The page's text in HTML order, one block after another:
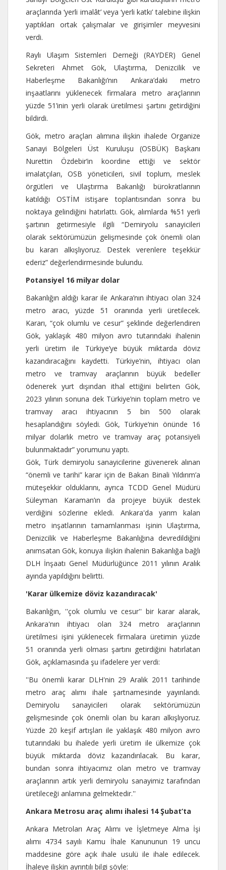
araçlarında ‘yerli imalât’ veya ‘yerli katkı’ talebine ilişkin
yaptıkları ortak çalışmalar ve girişimler meyvesini
verdi.
Raylı Ulaşım Sistemleri Derneği (RAYDER) Genel
Sekreteri Ahmet Gök, Ulaştırma, Denizcilik ve
Haberleşme Bakanlığı’nın Ankara’daki metro
inşaatlarını yüklenecek firmalara metro araçlarının
yüzde 51’inin yerli olarak üretilmesi şartını getirdiğini
bildirdi.
Gök, metro araçları alımına ilişkin ihalede Organize
Sanayi Bölgeleri Üst Kuruluşu (OSBÜK) Başkanı
Nurettin Özdebir’in koordine ettiği ve sektör
imalatçıları, OSB yöneticileri, sivil toplum, meslek
örgütleri ve Ulaştırma Bakanlığı bürokratlarının
katıldığı OSTİM istişare toplantısından sonra bu
noktaya gelindiğini hatırlattı. Gök, alımlarda %51 yerli
şartının getirmesiyle ilgili “Demiryolu sanayicileri
olarak sektörümüzün gelişmesinde çok önemli olan
bu kararı alkışlıyoruz. Destek verenlere teşekkür
ederiz” değerlendirmesinde bulundu.
Potansiyel 16 milyar dolar
Bakanlığın aldığı karar ile Ankara’nın ihtiyacı olan 324
metro aracı, yüzde 51 oranında yerli üretilecek.
Kararı, “çok olumlu ve cesur” şeklinde değerlendiren
Gök, yaklaşık 480 milyon avro tutarındaki ihalenin
yerli üretim ile Türkiye’ye büyük miktarda döviz
kazandıracağını kaydetti. Türkiye’nin, ihtiyacı olan
metro ve tramvay araçlarının büyük bedeller
ödenerek yurt dışından ithal ettiğini belirten Gök,
2023 yılının sonuna dek Türkiye’nin toplam metro ve
tramvay aracı ihtiyacının 5 bin 500 olarak
hesaplandığını söyledi. Gök, Türkiye’nin önünde 16
milyar dolarlık metro ve tramvay araç potansiyeli
bulunmaktadır” yorumunu yaptı.
Gök, Türk demiryolu sanayicilerine güvenerek alınan
“önemli ve tarihi” karar için de Bakan Binali Yıldırım’a
müteşekkir olduklarını, ayrıca TCDD Genel Müdürü
Süleyman Karaman’ın da projeye büyük destek
verdiğini sözlerine ekledi. Ankara'da yarım kalan
metro inşatlarının tamamlanması işinin Ulaştırma,
Denizcilik ve Haberleşme Bakanlığına devredildiğini
anımsatan Gök, konuya ilişkin ihalenin Bakanlığa bağlı
DLH İnşaatı Genel Müdürlüğünce 2011 yılının Aralık
ayında yapıldığını belirtti.
'Karar ülkemize döviz kazandıracak'
Bakanlığın, ''çok olumlu ve cesur'' bir karar alarak,
Ankara'nın ihtiyacı olan 324 metro araçlarının
üretilmesi işini yüklenecek firmalara üretimin yüzde
51 oranında yerli olması şartını getirdiğini hatırlatan
Gök, açıklamasında şu ifadelere yer verdi:
''Bu önemli karar DLH'nin 29 Aralık 2011 tarihinde
metro araç alımı ihale şartnamesinde yayınlandı.
Demiryolu sanayicileri olarak sektörümüzün
gelişmesinde çok önemli olan bu kararı alkışlıyoruz.
Yüzde 20 keşif artışları ile yaklaşık 480 milyon avro
tutarındaki bu ihalede yerli üretim ile ülkemize çok
büyük miktarda döviz kazandırılacak. Bu karar,
bundan sonra ihtiyacımız olan metro ve tramvay
araçlarının artık yerli demiryolu sanayimiz tarafından
üretileceği anlamına gelmektedir.''
Ankara Metrosu araç alımı ihalesi 14 Şubat’ta
Ankara Metroları Araç Alımı ve İşletmeye Alma İşi
alımı 4734 sayılı Kamu İhale Kanununun 19 uncu
maddesine göre açık ihale usulü ile ihale edilecek.
İhaleye ilişkin ayrıntılı bilgi şöyle: